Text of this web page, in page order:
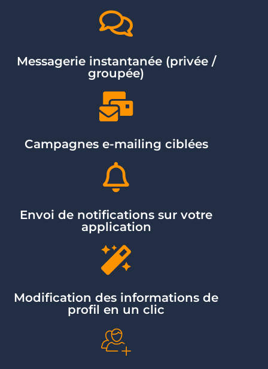
Messagerie instantanée (privée /
groupée)
Campagnes e-mailing ciblées
Envoi de notifications sur votre
application
Modification des informations de
profil en un clic